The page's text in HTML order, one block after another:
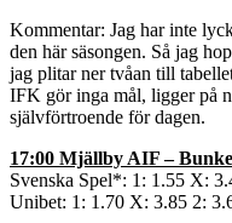
Kommentar: Jag har inte
den här säsongen. Så jag
jag plitar ner tvåan till
IFK gör inga mål, ligger på
självförtroende för dagen.
17:00 Mjällby AIF –
Svenska Spel*: 1: 1.55 X:
Unibet: 1: 1.70 X: 3.85 2: